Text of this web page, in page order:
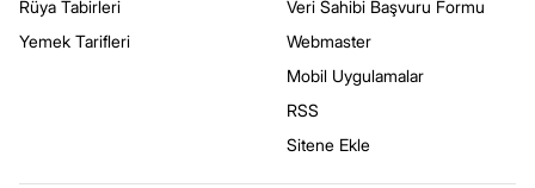
Rüya Tabirleri
Yemek Tarifleri
Veri Sahibi Başvuru Formu
Webmaster
Mobil Uygulamalar
RSS
Sitene Ekle